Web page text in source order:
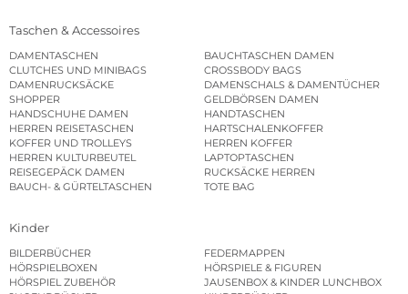
Taschen & Accessoires
DAMENTASCHEN
BAUCHTASCHEN DAMEN
CLUTCHES UND MINIBAGS
CROSSBODY BAGS
DAMENRUCKSÄCKE
DAMENSCHALS & DAMENTÜCHER
SHOPPER
GELDBÖRSEN DAMEN
HANDSCHUHE DAMEN
HANDTASCHEN
HERREN REISETASCHEN
HARTSCHALENKOFFER
KOFFER UND TROLLEYS
HERREN KOFFER
HERREN KULTURBEUTEL
LAPTOPTASCHEN
REISEGEPÄCK DAMEN
RUCKSÄCKE HERREN
BAUCH- & GÜRTELTASCHEN
TOTE BAG
Kinder
BILDERBÜCHER
FEDERMAPPEN
HÖRSPIELBOXEN
HÖRSPIELE & FIGUREN
HÖRSPIEL ZUBEHÖR
JAUSENBOX & KINDER LUNCHBOX